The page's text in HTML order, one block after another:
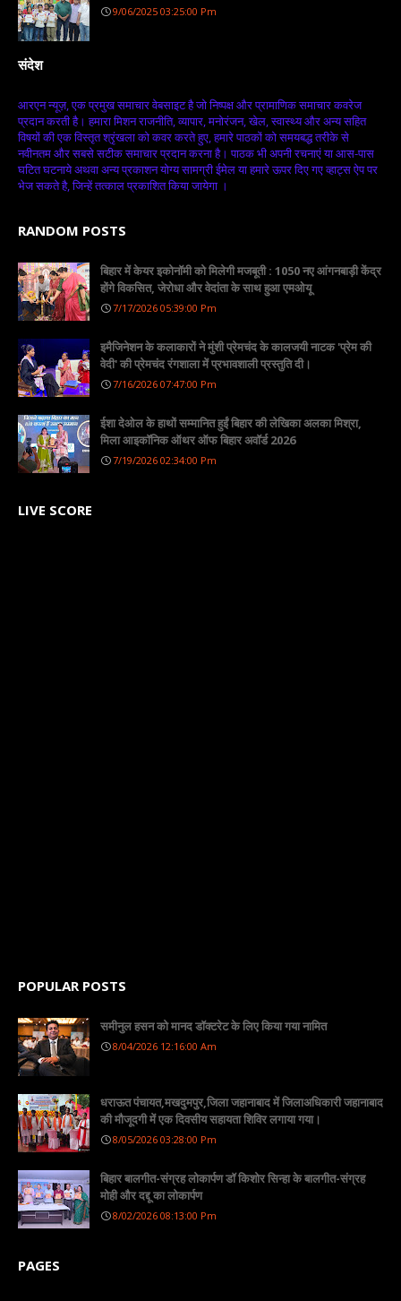
9/06/2025 03:25:00 Pm
संदेश
आरएन न्यूज़, एक प्रमुख समाचार वेबसाइट है जो निष्पक्ष और प्रामाणिक समाचार कवरेज
प्रदान करती है। हमारा मिशन राजनीति, व्यापार, मनोरंजन, खेल, स्वास्थ्य और अन्य सहित
विषयों की एक विस्तृत श्रृंखला को कवर करते हुए, हमारे पाठकों को समयबद्ध तरीके से
नवीनतम और सबसे सटीक समाचार प्रदान करना है। पाठक भी अपनी रचनाएं या आस-पास
घटित घटनाये अथवा अन्य प्रकाशन योग्य सामग्री ईमेल या हमारे ऊपर दिए गए व्हाट्स ऐप पर
भेज सकते है, जिन्हें तत्काल प्रकाशित किया जायेगा ।
RANDOM POSTS
बिहार में केयर इकोनॉमी को मिलेगी मजबूती : 1050 नए आंगनबाड़ी केंद्र
होंगे विकसित, जेरोधा और वेदांता के साथ हुआ एमओयू
7/17/2026 05:39:00 Pm
इमैजिनेशन के कलाकारों ने मुंशी प्रेमचंद के कालजयी नाटक 'प्रेम की
वेदी' की प्रेमचंद रंगशाला में प्रभावशाली प्रस्तुति दी।
7/16/2026 07:47:00 Pm
ईशा देओल के हाथों सम्मानित हुईं बिहार की लेखिका अलका मिश्रा,
मिला आइकॉनिक ऑथर ऑफ बिहार अवॉर्ड 2026
7/19/2026 02:34:00 Pm
LIVE SCORE
POPULAR POSTS
समीनुल हसन को मानद डॉक्टरेट के लिए किया गया नामित
8/04/2026 12:16:00 Am
धराऊत पंचायत,मखदुमपुर,जिला जहानाबाद में जिलाअधिकारी जहानाबाद
की मौजूदगी में एक दिवसीय सहायता शिविर लगाया गया।
8/05/2026 03:28:00 Pm
बिहार बालगीत-संग्रह लोकार्पण डॉ किशोर सिन्हा के बालगीत-संग्रह
मोही और दद्दू का लोकार्पण
8/02/2026 08:13:00 Pm
PAGES